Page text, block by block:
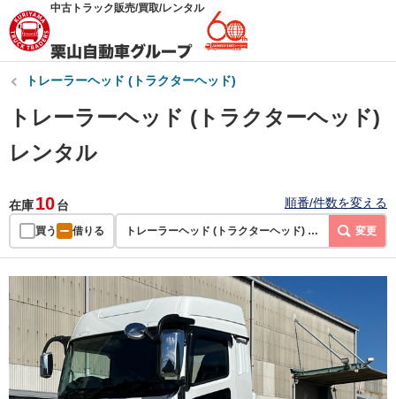
中古トラック販売/買取/レンタル
トレーラーヘッド (トラクターヘッド)
トレーラーヘッド (トラクターヘッド)
レンタル
在庫10台 順番/件数を変える
買う 借りる トレーラーヘッド (トラクターヘッド) | レンタル 変更